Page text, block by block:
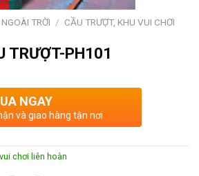
TRỜI / CẦU TRƯỢT, KHU VUI CHƠI
TRƯỢT-PH101
NGAY
và giao hàng tận nơi
chơi liên hoàn